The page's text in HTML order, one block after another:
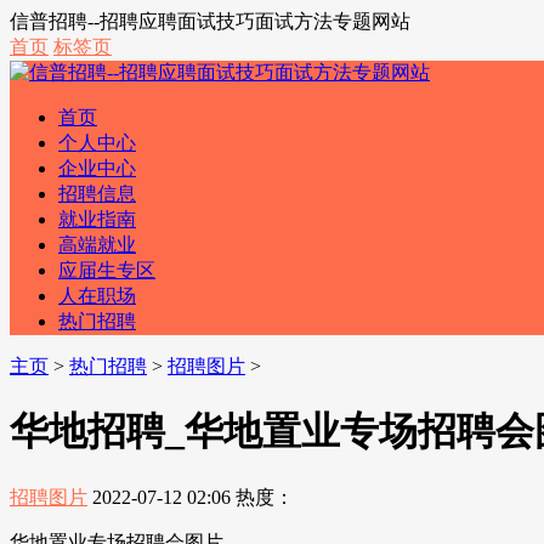
信普招聘--招聘应聘面试技巧面试方法专题网站
首页 标签页
首页
个人中心
企业中心
招聘信息
就业指南
高端就业
应届生专区
人在职场
热门招聘
主页 > 热门招聘 > 招聘图片 >
华地招聘_华地置业专场招聘
招聘图片 2022-07-12 02:06 热度：